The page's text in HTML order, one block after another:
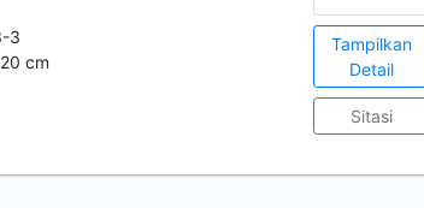
3
cm
Tampilkan
Detail
Sitasi